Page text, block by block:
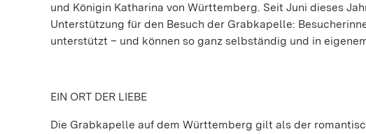
und Königin Katharina von Württemberg. Seit Juni dieses
Unterstützung für den Besuch der Grabkapelle:
unterstützt – und können so ganz selbständig und in
EIN ORT DER LIEBE
Die Grabkapelle auf dem Württemberg gilt als der